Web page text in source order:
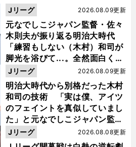
元なでしこジャパン監督・佐々
木則夫が振り返る明治大時代
「練習もしない（木村）和司が
脚光を浴びて...。全然面白くな
い４年間でした」
2026.08.09更新
Jリーグ
明治大時代から別格だった木村
和司の技術 「実は僕、アイツ
のフェイントを真似していまし
た」と元なでしこジャパン監
督・佐々木則夫
2026.08.09更新
Jリーグ
2026.08.08更新
Jリーグ